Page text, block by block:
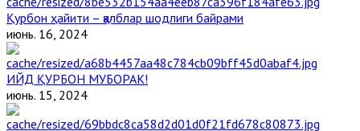
Қурбон ҳайити – қалблар шодлиги байрами
июнь. 16, 2024
ИЙД ҚУРБОН МУБОРАК!
июнь. 15, 2024